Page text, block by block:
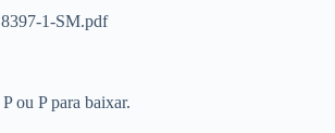
1-SM.pdf
ou P para baixar.